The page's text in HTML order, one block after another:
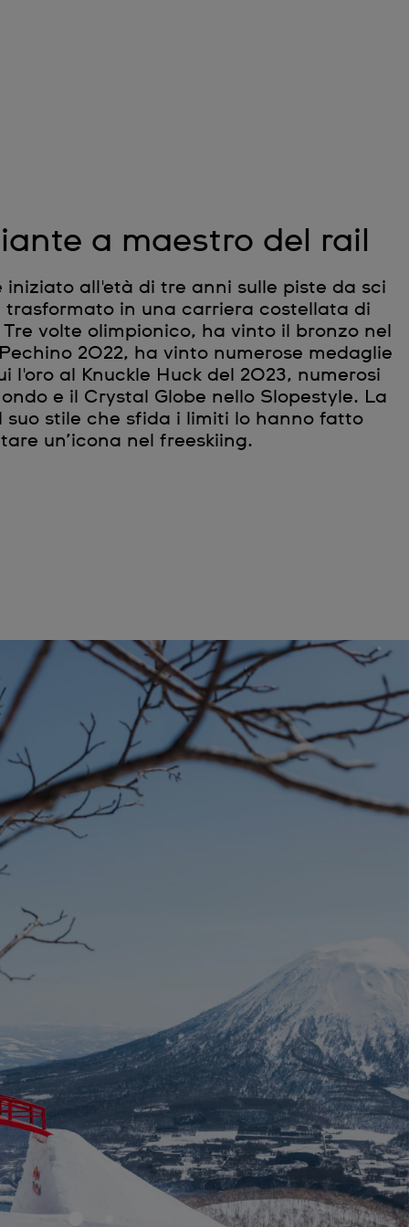
a maestro del rail
iniziato all'età di tre anni sulle piste da sci
trasformato in una carriera costellata di
volte olimpionico, ha vinto il bronzo nel
2022, ha vinto numerose medaglie
l'oro al Knuckle Huck del 2023, numerosi
e il Crystal Globe nello Slopestyle. La
suo stile che sfida i limiti lo hanno fatto
un’icona nel freeskiing.